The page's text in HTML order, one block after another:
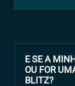
E SE A
OU FOR
BLITZ?